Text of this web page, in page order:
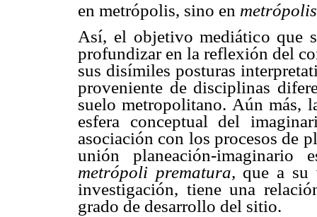
en metrópolis, sino en
Así, el objetivo mediático que
profundizar en la reflexión del
sus disímiles posturas
proveniente de disciplinas
suelo metropolitano. Aún más,
esfera conceptual del
asociación con los procesos de
unión planeación-
metrópoli prematura, que a su
investigación, tiene una
grado de desarrollo del sitio.